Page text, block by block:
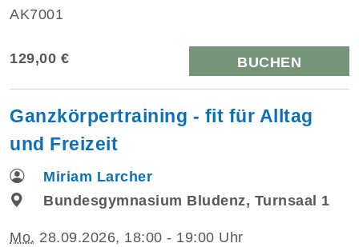
AK7001
129,00 € BUCHEN
Ganzkörpertraining - fit für Alltag
und Freizeit
Miriam Larcher
Bundesgymnasium Bludenz, Turnsaal 1
Mo. 28.09.2026, 18:00 - 19:00 Uhr